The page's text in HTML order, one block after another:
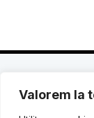
Valorem la
C. Avinyó